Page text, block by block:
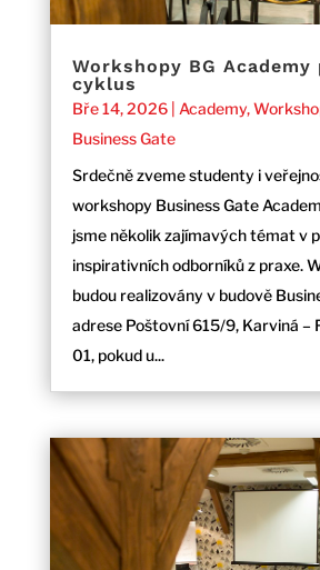
Workshopy BG Academy
cyklus
Bře 14, 2026| Academy,
Business Gate
Srdečně zveme studenty i
workshopy Business Gate
jsme několik zajímavých témat v
inspirativních odborníků z praxe.
budou realizovány v budově
adrese Poštovní 615/9, Karviná –
01, pokud u...